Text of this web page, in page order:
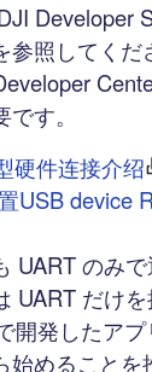
Developer
参照してくだ
す。
硬件连接介绍
USB device
UART のみ
UART だけを
開発したア
めることを